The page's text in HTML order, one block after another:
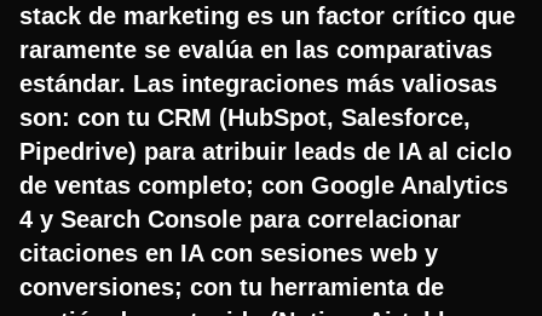
stack de marketing es un factor crítico que
raramente se evalúa en las comparativas
estándar. Las integraciones más valiosas
son: con tu CRM (HubSpot, Salesforce,
Pipedrive) para atribuir leads de IA al ciclo
de ventas completo; con Google Analytics
4 y Search Console para correlacionar
citaciones en IA con sesiones web y
conversiones; con tu herramienta de